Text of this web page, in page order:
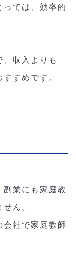
ては、効率的
収入よりも
すめです。
副業にも家庭教
ん。
会社で家庭教師